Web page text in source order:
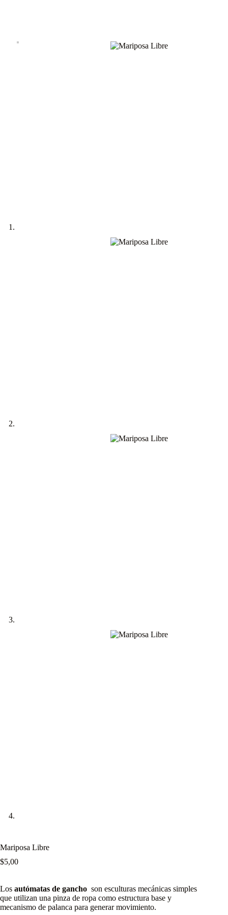
Mariposa Libre
$5,00
Los autómatas de gancho son esculturas mecánicas simples
que utilizan una pinza de ropa como estructura base y
mecanismo de palanca para generar movimiento.